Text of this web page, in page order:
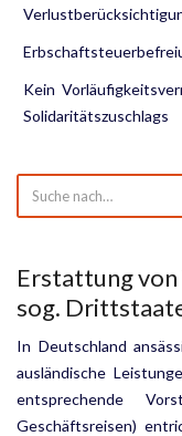
Kein
Solidaritätszuschlags
Erstattung
sog.
In Deutschland
ausländische
entsprechende
Geschäftsreisen)